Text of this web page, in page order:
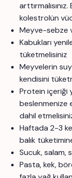
kolestrolün
Meyve-sebze
Kabukları
tüketmelisiniz
Meyvelerin
kendisini
Protein içeriği
beslenmenize
dahil
Haftada 2-3
balık
Sucuk, salam,
Pasta, kek,